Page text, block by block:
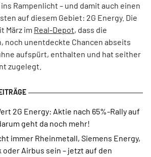
Rampenlicht – und damit auch einen
auf diesem Gebiet: 2G Energy. Die
März im Real-Depot, dass die
noch unentdeckte Chancen abseits
aufspürt, enthalten und hat seither
zugelegt.
2G Energy: Aktie nach 65%-Rally auf
geht da noch mehr!
immer Rheinmetall, Siemens Energy,
oder Airbus sein – jetzt auf den